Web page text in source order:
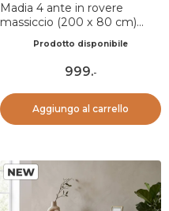
Madia 4 ante in rovere
massiccio (200 x 80 cm)
Prodotto disponibile
999.-
Aggiungo al carrello